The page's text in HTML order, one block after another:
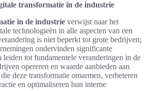
transformatie in de industrie
in de industrie verwijst naar het
technologieën in alle aspecten van een
is niet beperkt tot grote bedrijven;
ondervinden significante
tot fundamentele veranderingen in de
opereren en waarde aanbieden aan
deze transformatie omarmen, verbeteren
en optimaliseren hun interne